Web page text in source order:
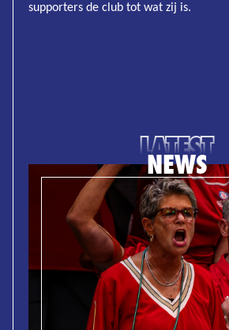
supporters de club tot wat zij is.
LATEST
NEWS